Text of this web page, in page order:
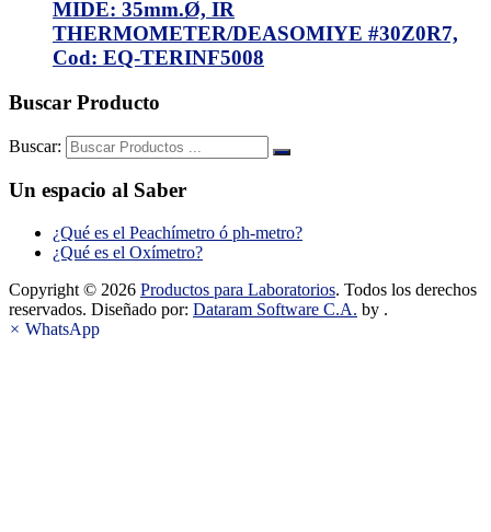
MIDE: 35mm.Ø, IR
THERMOMETER/DEASOMIYE #30Z0R7,
Cod: EQ-TERINF5008
Buscar Producto
Buscar:
Un espacio al Saber
¿Qué es el Peachímetro ó ph-metro?
¿Qué es el Oxímetro?
Copyright © 2026 Productos para Laboratorios. Todos los derechos
reservados. Diseñado por: Dataram Software C.A. by .
× WhatsApp